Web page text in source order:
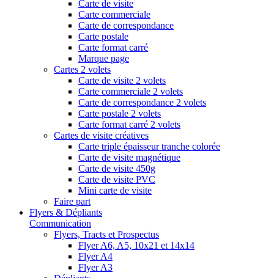
Carte de visite
Carte commerciale
Carte de correspondance
Carte postale
Carte format carré
Marque page
Cartes 2 volets
Carte de visite 2 volets
Carte commerciale 2 volets
Carte de correspondance 2 volets
Carte postale 2 volets
Carte format carré 2 volets
Cartes de visite créatives
Carte triple épaisseur tranche colorée
Carte de visite magnétique
Carte de visite 450g
Carte de visite PVC
Mini carte de visite
Faire part
Flyers & Dépliants
Communication
Flyers, Tracts et Prospectus
Flyer A6, A5, 10x21 et 14x14
Flyer A4
Flyer A3